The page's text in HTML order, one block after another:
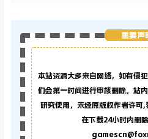
重要声
本站资源大多来自网络，如有侵
们会第一时间进行审核删除。站
研究使用，未经原版权作者许可
在下载24小时内删